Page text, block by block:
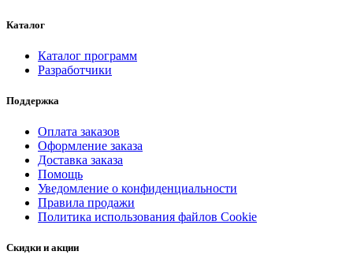
Каталог
Каталог программ
Разработчики
Поддержка
Оплата заказов
Оформление заказа
Доставка заказа
Помощь
Уведомление о конфиденциальности
Правила продажи
Политика использования файлов Cookie
Скидки и акции